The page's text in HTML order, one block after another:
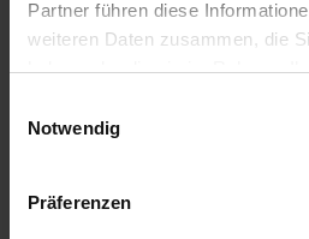
Partner führen diese
weiteren Daten zusammen, die
haben oder die sie im Rahmen
Notwendig
Präferenzen